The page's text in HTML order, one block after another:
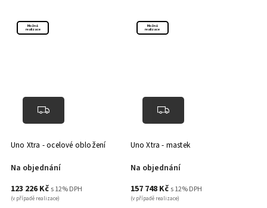
Možná
realizace
Uno Xtra - ocelové obložení
Na objednání
123 226 Kč s 12% DPH
(v případě realizace)
Možná
realizace
Uno Xtra - mastek
Na objednání
157 748 Kč s 12% DPH
(v případě realizace)